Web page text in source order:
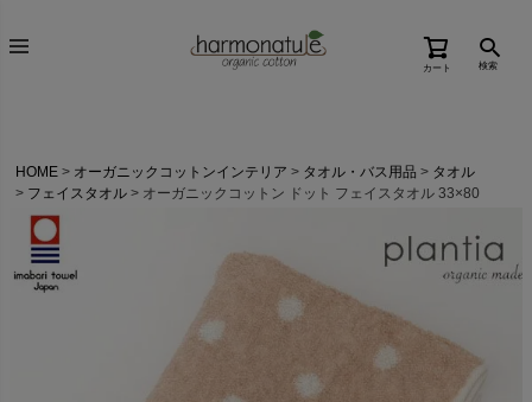
カート 検索
HOME オーガニックコットンインテリア タオル・バス用品
タオル
フェイスタオル
オーガニックコットン ドット フェイスタオル 33×80